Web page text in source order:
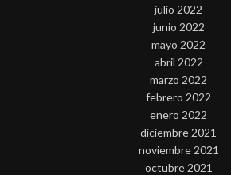
julio 2022
junio 2022
mayo 2022
abril 2022
marzo 2022
febrero 2022
enero 2022
diciembre 2021
noviembre 2021
octubre 2021